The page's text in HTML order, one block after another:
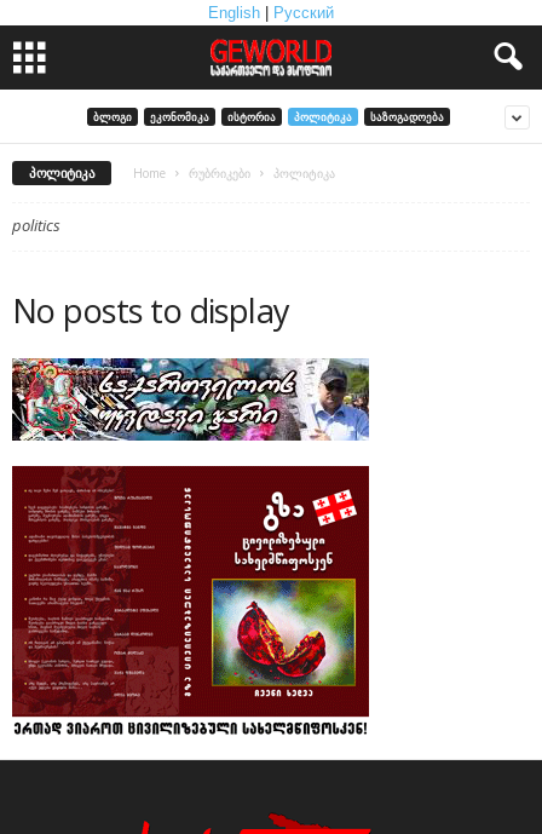
English Русский
ᲑᲚᲝᲒᲘ ᲔᲙᲝᲜᲝᲛᲘᲙᲐ ᲘᲡᲢᲝᲠᲘᲐ ᲞᲝᲚᲘᲢᲘᲙᲐ ᲡᲐᲖᲝᲒᲐᲓᲝᲔᲑᲐ
ᲞᲝᲚᲘᲢᲘᲙᲐ Home რუბრიკები პოლიტიკა
politics
No posts to display